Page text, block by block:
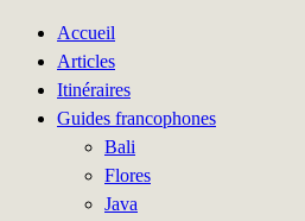
Accueil
Articles
Itinéraires
Guides francophones
Bali
Flores
Java